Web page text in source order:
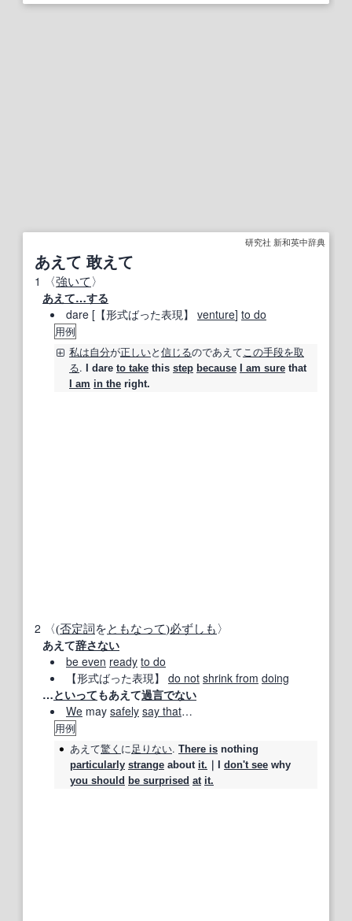
研究社 新和英中辞典
あえて 敢えて
1 〈強いて 〉
あえて…する
dare [ 【形式ばった表現】 venture] to do
用例
私は自分が正しいと信じるのであえてこの手段を取
る. I dare to take this step because I am sure that
I am in the right.
2 〈(否定詞 をともなって)必ずしも 〉
あえて辞さない
be even ready to do
【形式ばった表現】 do not shrink from doing
…といってもあえて過言でない
We may safely say that…
用例
あえて驚く に足りない. There is nothing
particularly strange about it. don't see why
you should be surprised at it.